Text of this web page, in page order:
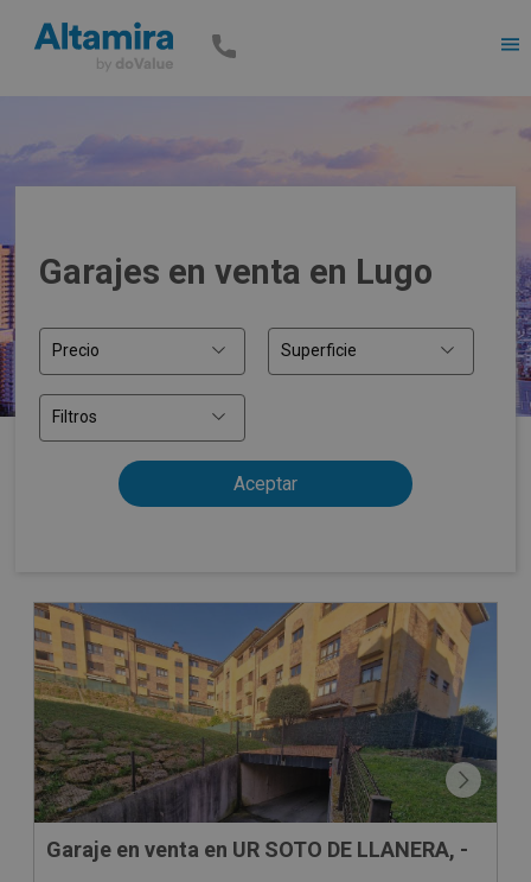
Garajes en venta en Lugo
Precio Superficie
Filtros
Garaje en venta en UR SOTO DE LLANERA, -